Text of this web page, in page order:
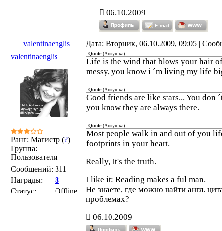
06.10.2009
valentinaenglis
Дата: Вторник, 06.10.2009, 09:05 |
valentinaenglis
Ранг: Магистр (?)
Группа:
Пользователи
Сообщений: 311
Награды:
8
Статус:
Offline
Quote(Аннушка)
Life is the wind that blows your hair
messy, you know i ´m living my life
Quote(Аннушка)
Good friends are like stars... You don
you know they are always there.
Quote(Аннушка)
Most people walk in and out of you
footprints in your heart.
Really, It's the truth.
I like it: Reading makes a ful man.
Не знаете, где можно найти англ.
проблемах?
06.10.2009